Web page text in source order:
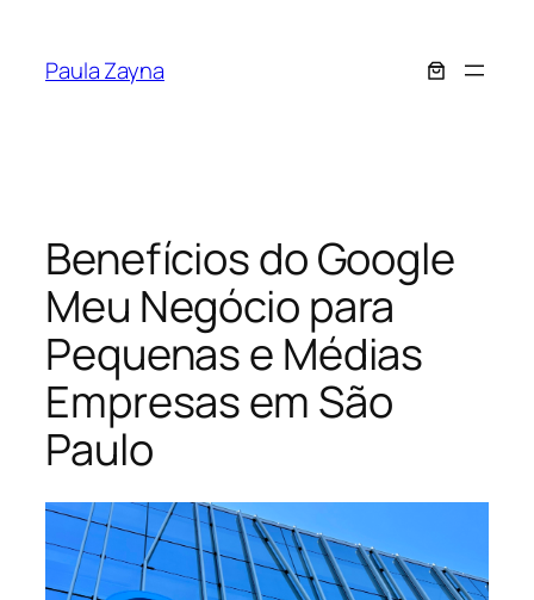
Paula Zayna
Benefícios do Google
Meu Negócio para
Pequenas e Médias
Empresas em São
Paulo